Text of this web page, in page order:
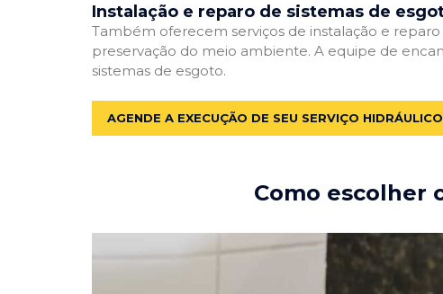
Instalação e reparo de sistemas de
Também oferecem serviços de instalação e
preservação do meio ambiente. A equipe de
sistemas de esgoto.
AGENDE A EXECUÇÃO DE SEU SERVIÇO HIDRÁULICO
Como escolher